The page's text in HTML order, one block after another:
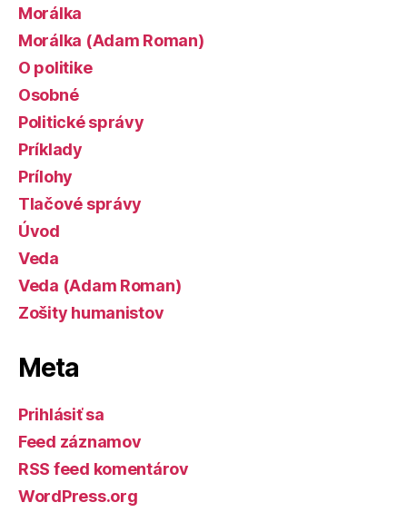
Morálka
Morálka (Adam Roman)
O politike
Osobné
Politické správy
Príklady
Prílohy
Tlačové správy
Úvod
Veda
Veda (Adam Roman)
Zošity humanistov
Meta
Prihlásiť sa
Feed záznamov
RSS feed komentárov
WordPress.org